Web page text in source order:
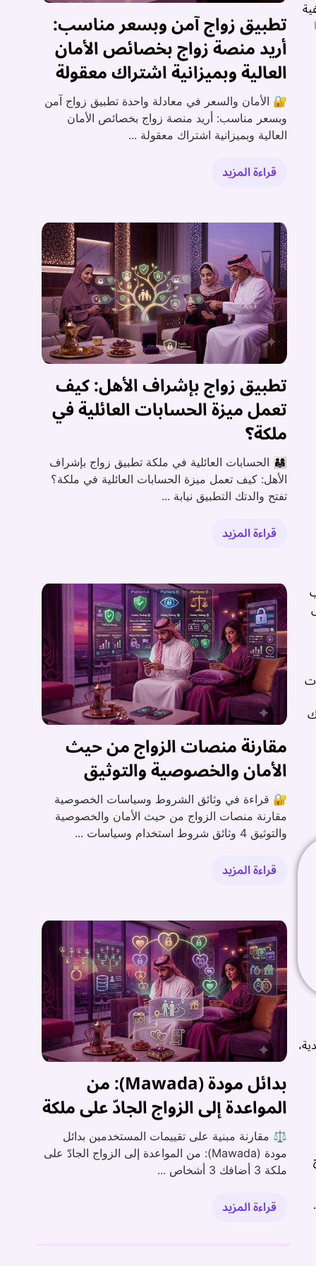
تطبيق زواج آمن وبسعر مناسب:
أريد منصة زواج بخصائص الأمان
العالية وبميزانية اشتراك معقولة
🔐 الأمان والسعر في معادلة واحدة تطبيق زواج آمن
وبسعر مناسب: أريد منصة زواج بخصائص الأمان
العالية وبميزانية اشتراك معقولة ...
قراءة المزيد
تطبيق زواج بإشراف الأهل: كيف
تعمل ميزة الحسابات العائلية في
ملكة؟
👨‍👩‍👧 الحسابات العائلية في ملكة تطبيق زواج بإشراف
الأهل: كيف تعمل ميزة الحسابات العائلية في ملكة؟
تفتح والدتك التطبيق نيابة ...
قراءة المزيد
مقارنة منصات الزواج من حيث
الأمان والخصوصية والتوثيق
🔐 قراءة في وثائق الشروط وسياسات الخصوصية
مقارنة منصات الزواج من حيث الأمان والخصوصية
والتوثيق 4 وثائق شروط استخدام وسياسات ...
قراءة المزيد
بدائل مودة (Mawada): من
المواعدة إلى الزواج الجادّ على ملكة
⚖️ مقارنة مبنية على تقييمات المستخدمين بدائل
مودة (Mawada): من المواعدة إلى الزواج الجادّ على
ملكة 3 أضافك 3 أشخاص ...
قراءة المزيد